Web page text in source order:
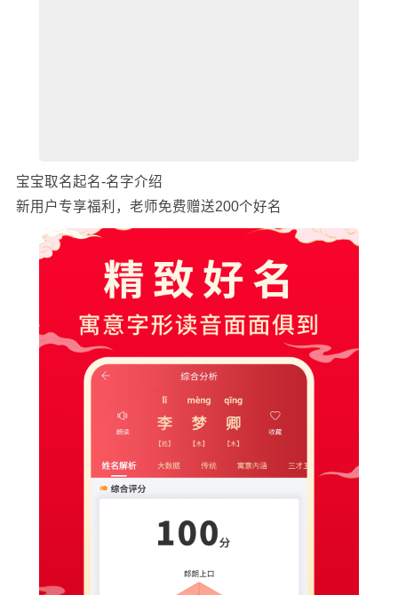
宝宝取名起名-名字介绍
新用户专享福利，老师免费赠送200个好名